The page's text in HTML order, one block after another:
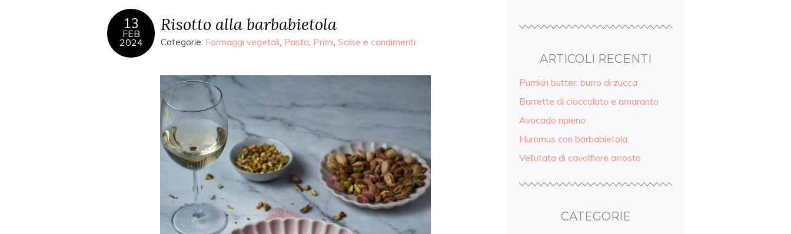
13
FEB
2024
Risotto alla barbabietola
Categorie: Formaggi vegetali, Pasta, Primi, Salse e condimenti
ARTICOLI RECENTI
Pumkin butter: burro di zucca
Barrette di cioccolato e amaranto
Avocado ripieno
Hummus con barbabietola
Vellutata di cavolfiore arrosto
CATEGORIE